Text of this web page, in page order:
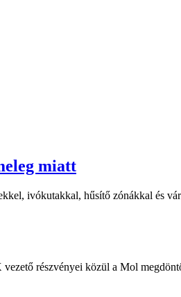
miatt
ivókutakkal, hűsítő zónákkal és
részvényei közül a Mol